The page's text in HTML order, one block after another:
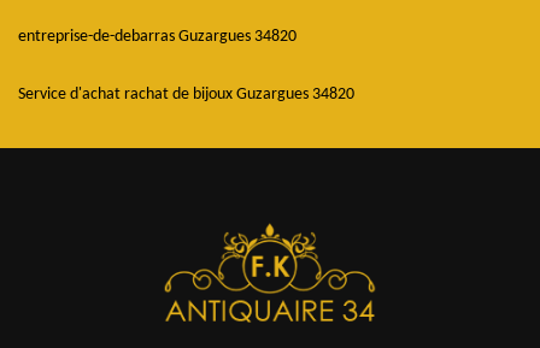
entreprise-de-debarras Guzargues 34820
Service d'achat rachat de bijoux Guzargues 34820